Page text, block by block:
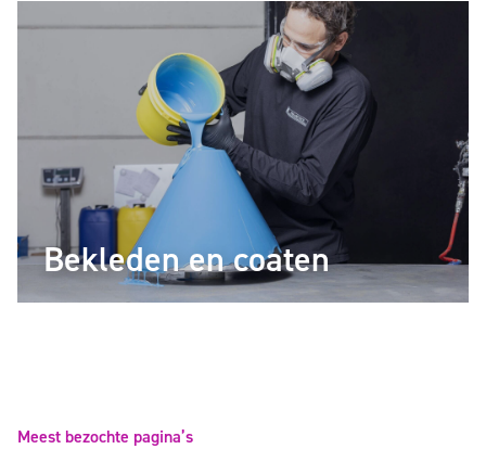
Bekleden en coaten
Meest bezochte pagina’s